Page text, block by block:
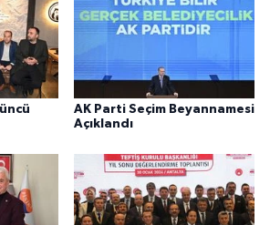
AK Parti Seçim Beyannamesi
Açıklandı